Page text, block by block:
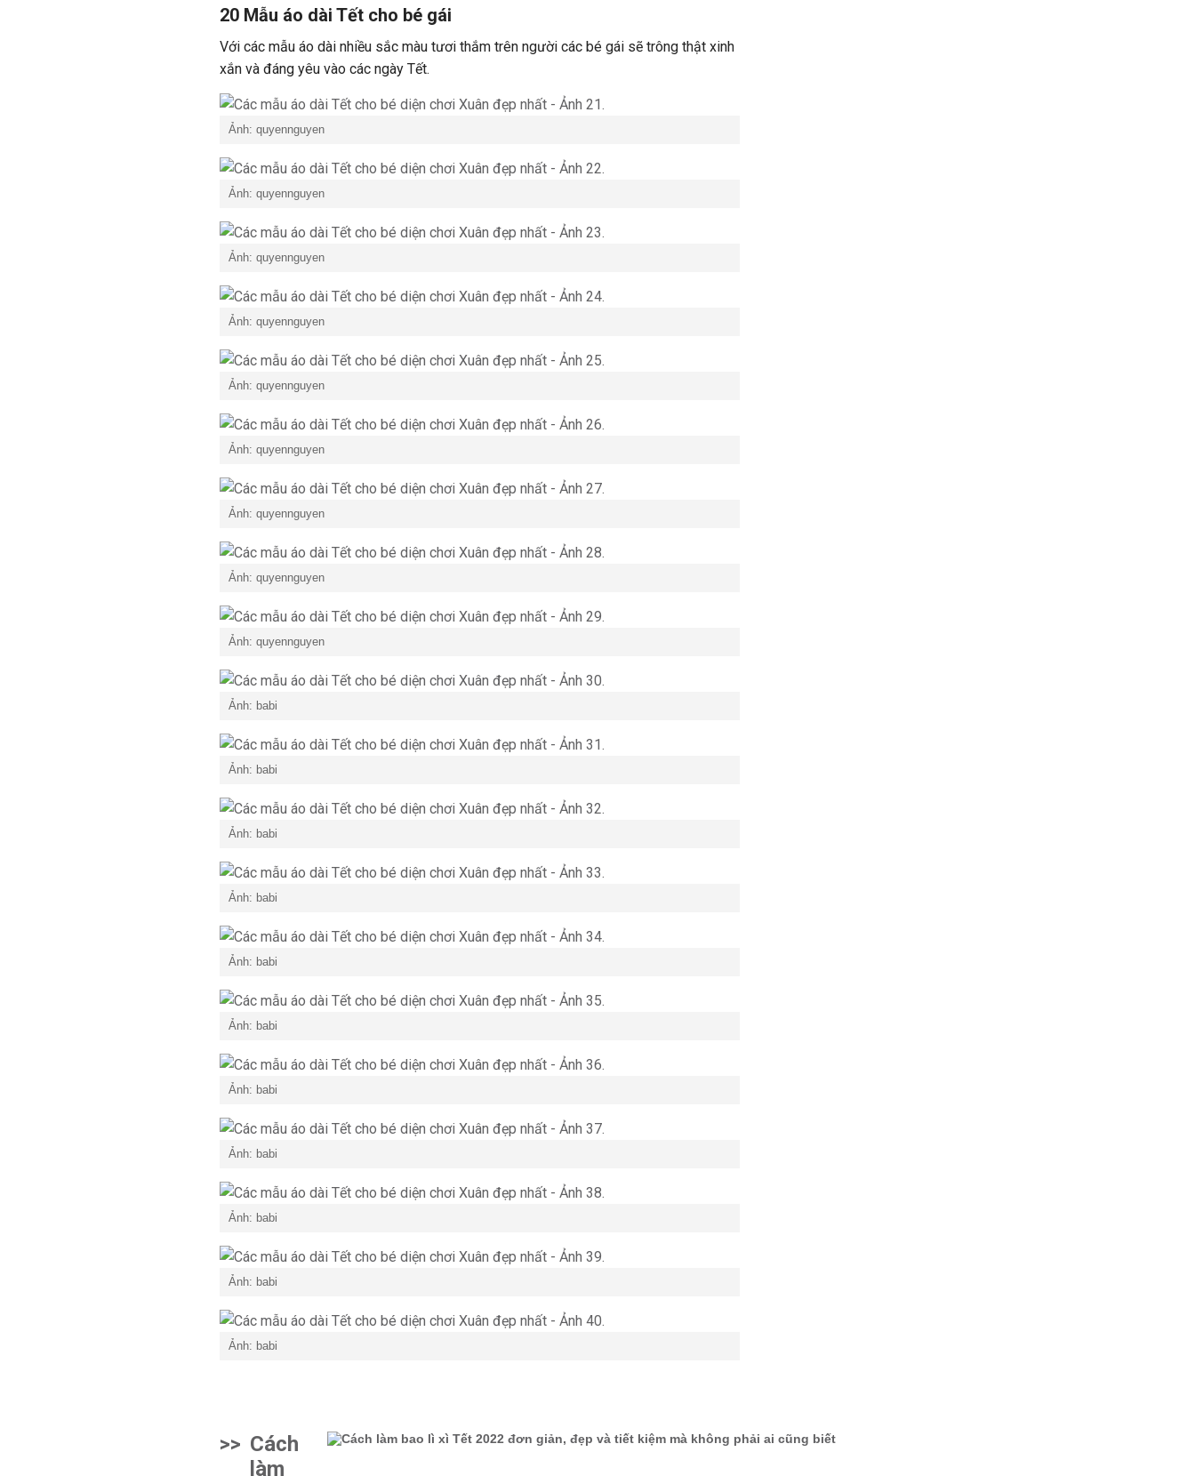
20 Mẫu áo dài Tết cho bé gái
Với các mẫu áo dài nhiều sắc màu tươi thắm trên người các bé gái sẽ trông thật xinh
xắn và đáng yêu vào các ngày Tết.
Ảnh: quyennguyen
Ảnh: quyennguyen
Ảnh: quyennguyen
Ảnh: quyennguyen
Ảnh: quyennguyen
Ảnh: quyennguyen
Ảnh: quyennguyen
Ảnh: quyennguyen
Ảnh: quyennguyen
Ảnh: babi
Ảnh: babi
Ảnh: babi
Ảnh: babi
Ảnh: babi
Ảnh: babi
Ảnh: babi
Ảnh: babi
Ảnh: babi
Ảnh: babi
Ảnh: babi
>> Cách
làm